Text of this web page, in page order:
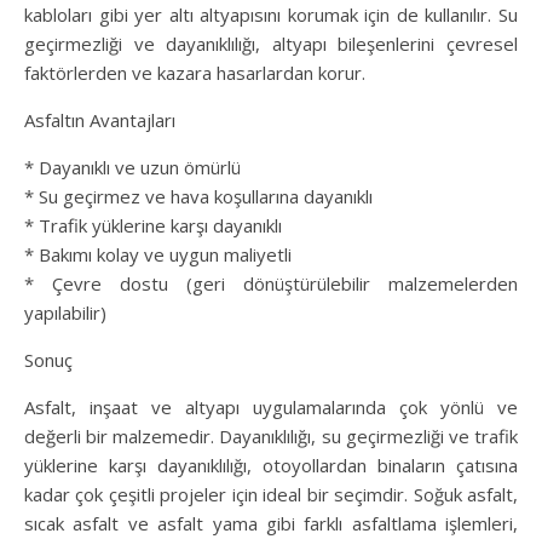
kabloları gibi yer altı altyapısını korumak için de kullanılır. Su
geçirmezliği ve dayanıklılığı, altyapı bileşenlerini çevresel
faktörlerden ve kazara hasarlardan korur.
Asfaltın Avantajları
* Dayanıklı ve uzun ömürlü
* Su geçirmez ve hava koşullarına dayanıklı
* Trafik yüklerine karşı dayanıklı
* Bakımı kolay ve uygun maliyetli
* Çevre dostu (geri dönüştürülebilir malzemelerden
yapılabilir)
Sonuç
Asfalt, inşaat ve altyapı uygulamalarında çok yönlü ve
değerli bir malzemedir. Dayanıklılığı, su geçirmezliği ve trafik
yüklerine karşı dayanıklılığı, otoyollardan binaların çatısına
kadar çok çeşitli projeler için ideal bir seçimdir. Soğuk asfalt,
sıcak asfalt ve asfalt yama gibi farklı asfaltlama işlemleri,